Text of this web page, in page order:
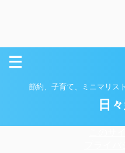
節約、子育て、ミニマリス
日